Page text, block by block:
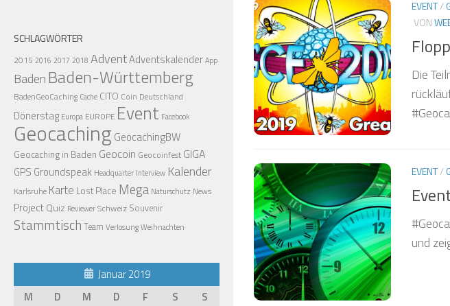
EVENT/
VON
Die
EVENT/
und
SCHLAGWÖRTER
2015 2016 2017 2018 AdventAdventskalenderApp
BadenBaden-Württemberg
BadenGeoCaching Cache CITO Coin Deutschland
Dönerstag Europa EUROPE Event Facebook
Geocaching GeocachingBW
Geocaching in Baden Geocoin Geocoinfest GIGA
GPS Groundspeak Headquarter Interview Kalender
Karlsruhe Karte Lost Place Mega Naturschutz News
ProjectQuiz ReviewerSchweiz Souvenir
Stammtisch Team VerlosungWeihnachten
Januar 2019
M
D M D F S
S